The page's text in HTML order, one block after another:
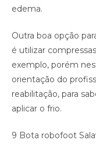
edema.
Outra boa opção
é utilizar
exemplo, porém
orientação do
reabilitação, para
aplicar o frio.
9 Bota robofoot